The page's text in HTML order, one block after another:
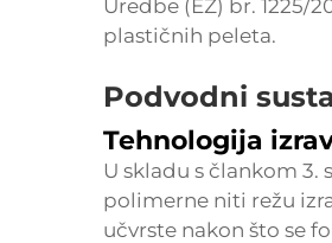
Uredbe (EZ) br.
plastičnih peleta.
Podvodni
Tehnologija
U skladu s člankom 3.
polimerne niti režu
učvrste nakon što se